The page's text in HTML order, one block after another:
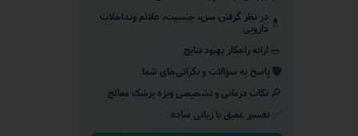
💊 در نظر گرفتن سن، جنسیت، علائم وتداخلات
دارویی
🥗 ارائه راهکار بهبود نتایج
🛡️ پاسخ به سؤالات و نگرانی‌های شما
🔎 نکات درمانی و تشخیصی ویژه پزشک معالج
تفسیر عمیق با زبانی ساده